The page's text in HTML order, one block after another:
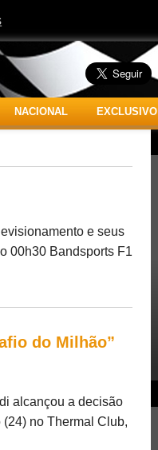
NACIONAL EXCLUSIVO
e seus
00h30 Bandsports F1
do Milhão”
alcançou a decisão
no Thermal Club,